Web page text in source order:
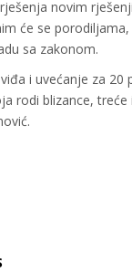
novim
će se
sa zakonom.
i uvećanje za 20
rodi blizance, treće